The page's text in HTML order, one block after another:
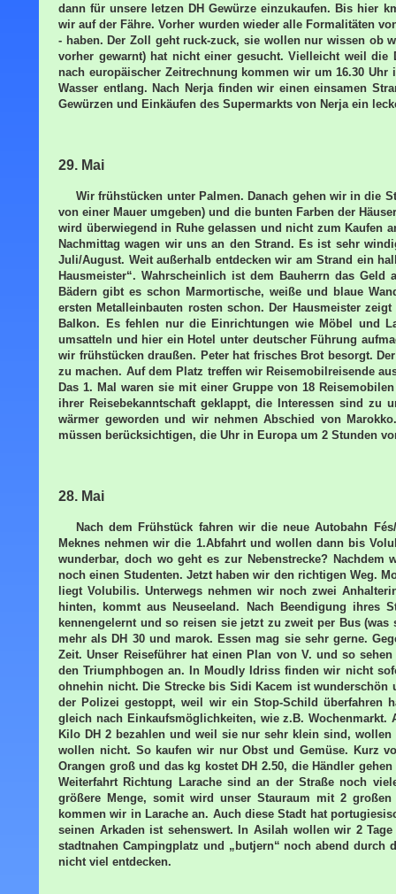
dann für unsere letzen DH Gewürze einzukaufen. Bis hier
wir auf der Fähre. Vorher wurden wieder alle Formalitäten
- haben. Der Zoll geht ruck-zuck, sie wollen nur wissen ob
vorher gewarnt) hat nicht einer gesucht. Vielleicht weil
nach europäischer Zeitrechnung kommen wir um 16.30
Wasser entlang. Nach Nerja finden wir einen einsamen
Gewürzen und Einkäufen des Supermarkts von Nerja ein
29. Mai
Wir frühstücken unter Palmen. Danach gehen wir in die
von einer Mauer umgeben) und die bunten Farben der
wird überwiegend in Ruhe gelassen und nicht zum Kaufen
Nachmittag wagen wir uns an den Strand. Es ist sehr
Juli/August. Weit außerhalb entdecken wir am Strand ein
Hausmeister“. Wahrscheinlich ist dem Bauherrn das
Bädern gibt es schon Marmortische, weiße und blaue
ersten Metalleinbauten rosten schon. Der Hausmeister
Balkon. Es fehlen nur die Einrichtungen wie Möbel und
umsatteln und hier ein Hotel unter deutscher Führung
wir frühstücken draußen. Peter hat frisches Brot besorgt.
zu machen. Auf dem Platz treffen wir Reisemobilreisende
Das 1. Mal waren sie mit einer Gruppe von 18
ihrer Reisebekanntschaft geklappt, die Interessen sind
wärmer geworden und wir nehmen Abschied von
müssen berücksichtigen, die Uhr in Europa um 2 Stunden
28. Mai
Nach dem Frühstück fahren wir die neue Autobahn
Meknes nehmen wir die 1.Abfahrt und wollen dann bis
wunderbar, doch wo geht es zur Nebenstrecke?
noch einen Studenten. Jetzt haben wir den richtigen Weg.
liegt Volubilis. Unterwegs nehmen wir noch zwei
hinten, kommt aus Neuseeland. Nach Beendigung
kennengelernt und so reisen sie jetzt zu zweit per Bus
mehr als DH 30 und marok. Essen mag sie sehr gerne.
Zeit. Unser Reiseführer hat einen Plan von V. und so
den Triumphbogen an. In Moudly Idriss finden wir nicht
ohnehin nicht. Die Strecke bis Sidi Kacem ist
der Polizei gestoppt, weil wir ein Stop-Schild überfahren
gleich nach Einkaufsmöglichkeiten, wie z.B.
Kilo DH 2 bezahlen und weil sie nur sehr klein sind,
wollen nicht. So kaufen wir nur Obst und Gemüse. Kurz
Orangen groß und das kg kostet DH 2.50, die Händler
Weiterfahrt Richtung Larache sind an der Straße noch
größere Menge, somit wird unser Stauraum mit 2
kommen wir in Larache an. Auch diese Stadt hat
seinen Arkaden ist sehenswert. In Asilah wollen wir 2
stadtnahen Campingplatz und „butjern“ noch abend
nicht viel entdecken.